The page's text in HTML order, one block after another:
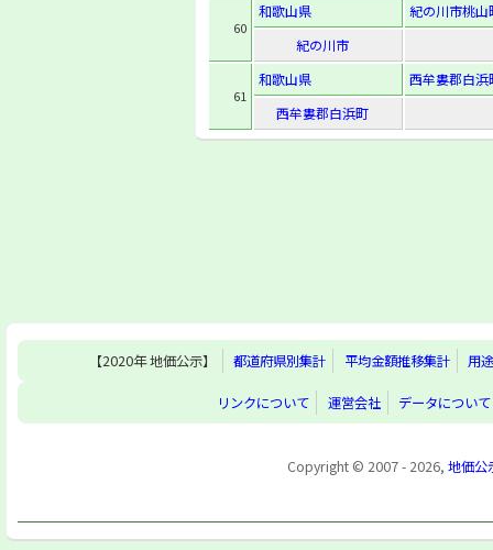
60
和歌山県
紀の川市桃
紀の川市
61
和歌山県
西牟婁郡白
西牟婁郡白浜町
【2020年 地価公示】 都道府県別集計 平均金額推移集計 用
リンクについて 運営会社 データについて
Copyright © 2007 - 2026, 地価公